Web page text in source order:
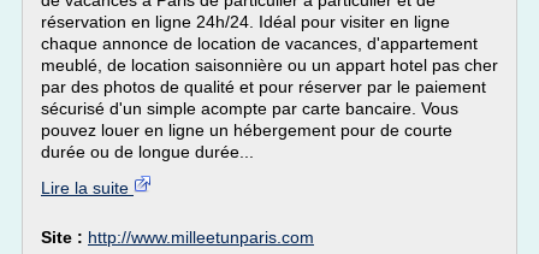
réservation en ligne 24h/24. Idéal pour visiter en ligne
chaque annonce de location de vacances, d'appartement
meublé, de location saisonnière ou un appart hotel pas cher
par des photos de qualité et pour réserver par le paiement
sécurisé d'un simple acompte par carte bancaire. Vous
pouvez louer en ligne un hébergement pour de courte
durée ou de longue durée...
Lire la suite
Site : http://www.milleetunparis.com